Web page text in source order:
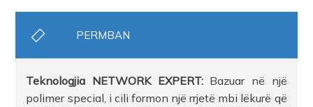
PERMBAN
Teknologjia NETWORK EXPERT:Bazuar në një
polimer special, i cili formon një rrjetë mbi lëkurë që